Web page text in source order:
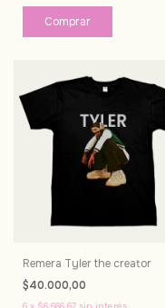
Comprar
Remera Tyler the creator
$40.000,00
6 x $6.666,67 sin interés